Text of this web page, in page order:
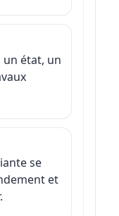
un état, un
se
et